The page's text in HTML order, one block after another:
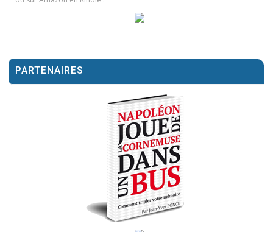
PARTENAIRES